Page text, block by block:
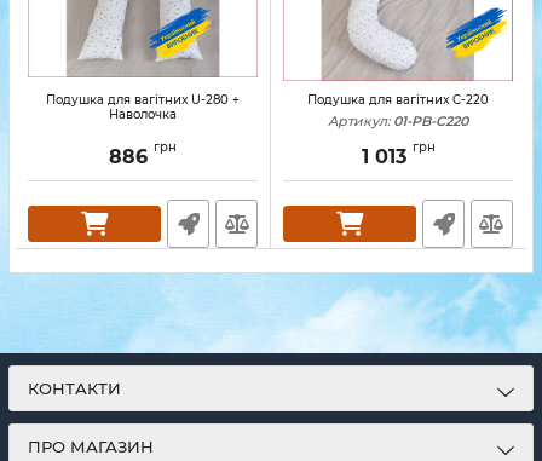
Подушка для вагітних U-280 +
Наволочка
886 грн
Подушка для вагітних C-220
Артикул: 01-PB-C220
1 013 грн
КОНТАКТИ
ПРО МАГАЗИН